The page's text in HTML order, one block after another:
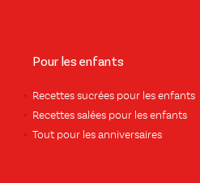
Pour les enfants
Recettes sucrées pour les enfants
Recettes salées pour les enfants
Tout pour les anniversaires